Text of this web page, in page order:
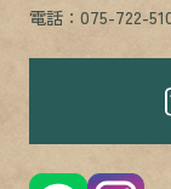
電話：075-722-